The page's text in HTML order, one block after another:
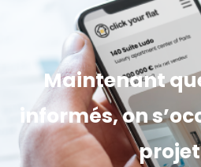
Maintenant
informés, on
projet